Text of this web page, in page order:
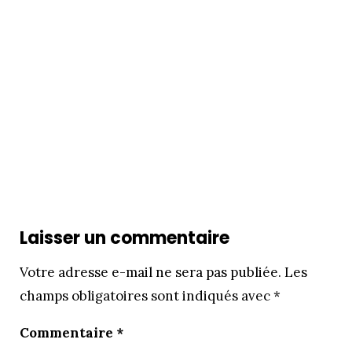
Laisser un commentaire
Votre adresse e-mail ne sera pas publiée. Les
champs obligatoires sont indiqués avec*
Commentaire *